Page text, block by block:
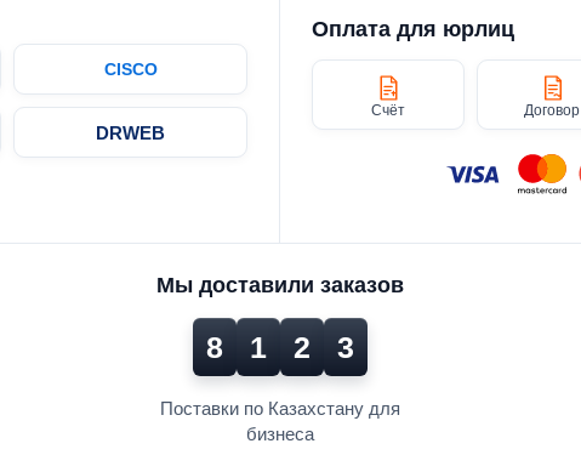
CISCO
DRWEB
Оплата для юрлиц
Счёт Договор
Мы доставили заказов
8 1 2 3
Поставки по Казахстану для
бизнеса